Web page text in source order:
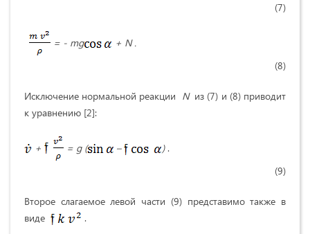
(7)
= - mg
+ N .
(8)
Исключение нормальной реакции N из (7) и (8) приводит
к уравнению [2]:
+ = g( – ) .
(9)
Второе слагаемое левой части (9) представимо также в
виде
.